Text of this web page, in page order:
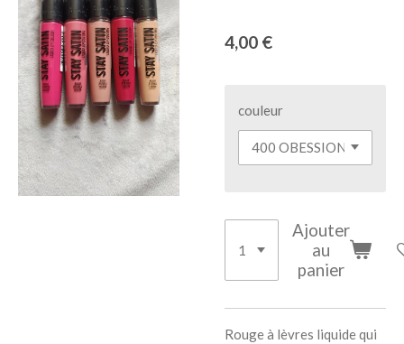
4,00 €
couleur
Ajouter
au
panier
Rouge à lèvres liquide qui